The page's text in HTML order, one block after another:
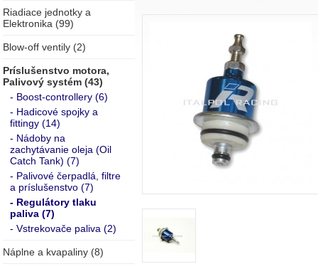
Riadiace jednotky a
Elektronika (99)
Blow-off ventily (2)
Príslušenstvo motora,
Palivový systém (43)
- Boost-controllery (6)
- Hadicové spojky a
fittingy (14)
- Nádoby na
zachytávanie oleja (Oil
Catch Tank) (7)
- Palivové čerpadlá, filtre
a príslušenstvo (7)
- Regulátory tlaku
paliva (7)
- Vstrekovače paliva (2)
Náplne a kvapaliny (8)